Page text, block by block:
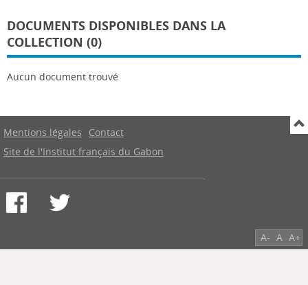
DOCUMENTS DISPONIBLES DANS LA
COLLECTION (0)
Aucun document trouvé
Mentions légales
Contact
Site de l'Institut français du Gabon
A- A A+